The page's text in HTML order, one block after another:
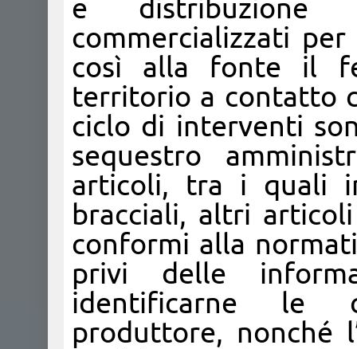
e distribuzione
commercializzati
così alla fonte il
territorio a contatto
ciclo di interventi
sequestro
articoli, tra i quali
bracciali, altri
conformi alla
privi delle
identificarne le
produttore, nonché